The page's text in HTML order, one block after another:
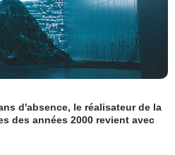
d'absence, le réalisateur de la
des années 2000 revient avec